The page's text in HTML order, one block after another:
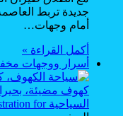
جديدة تربط
أمام وجهات…
أكمل القراءة »
أسرار ووجهات